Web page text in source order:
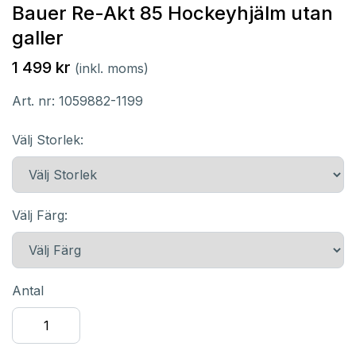
Bauer Re-Akt 85 Hockeyhjälm utan
galler
1 499 kr (inkl. moms)
Art. nr: 1059882-1199
Välj Storlek:
Välj Färg:
Antal